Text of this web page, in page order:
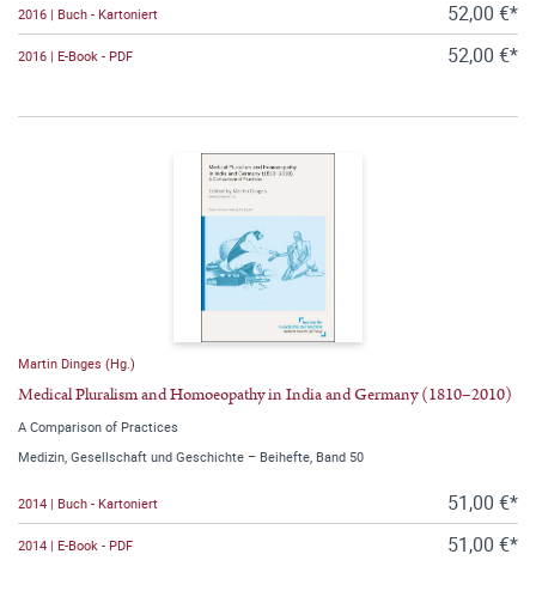
2016 | Buch - Kartoniert 52,00 €*
2016 | E-Book - PDF 52,00 €*
Martin Dinges (Hg.)
Medical Pluralism and Homoeopathy in India and Germany (1810–2010)
A Comparison of Practices
Medizin, Gesellschaft und Geschichte – Beihefte, Band 50
2014 | Buch - Kartoniert 51,00 €*
2014 | E-Book - PDF 51,00 €*